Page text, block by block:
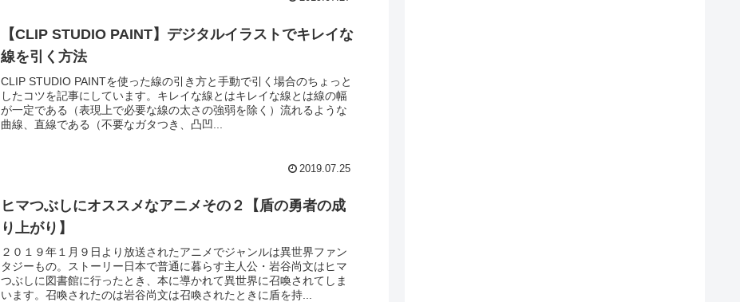
【CLIP STUDIO PAINT】デジタルイラストでキレイな
線を引く方法
CLIP STUDIO PAINTを使った線の引き方と手動で引く場合のちょっと
したコツを記事にしています。キレイな線とはキレイな線とは線の幅
が一定である（表現上で必要な線の太さの強弱を除く）流れるような
曲線、直線である（不要なガタつき、凸凹...
2019.07.25
ヒマつぶしにオススメなアニメその２【盾の勇者の成
り上がり】
２０１９年１月９日より放送されたアニメでジャンルは異世界ファン
タジーもの。ストーリー日本で普通に暮らす主人公・岩谷尚文はヒマ
つぶしに図書館に行ったとき、本に導かれて異世界に召喚されてしま
います。召喚されたのは岩谷尚文は召喚されたときに盾を持...